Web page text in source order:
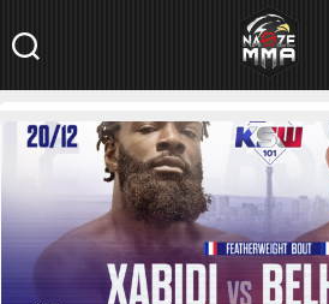
NaszeMMA.pl»Aktualności Polskie MMA
francusko-francuskie starcie